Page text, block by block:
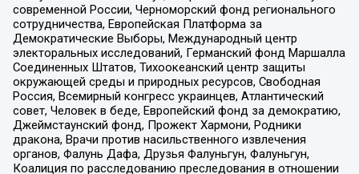
современной России, Черноморский фонд регионального
сотрудничества, Европейская Платформа за
Демократические Выборы, Международный центр
электоральных исследований, Германский фонд Маршалла
Соединенных Штатов, Тихоокеанский центр защиты
окружающей среды и природных ресурсов, Свободная
Россия, Всемирный конгресс украинцев, Атлантический
совет, Человек в беде, Европейский фонд за демократию,
Джеймстаунский фонд, Прожект Хармони, Родники
дракона, Врачи против насильственного извлечения
органов, Фалунь Дафа, Друзья Фалуньгун, Фалуньгун,
Коалиция по расследованию преследования в отношении